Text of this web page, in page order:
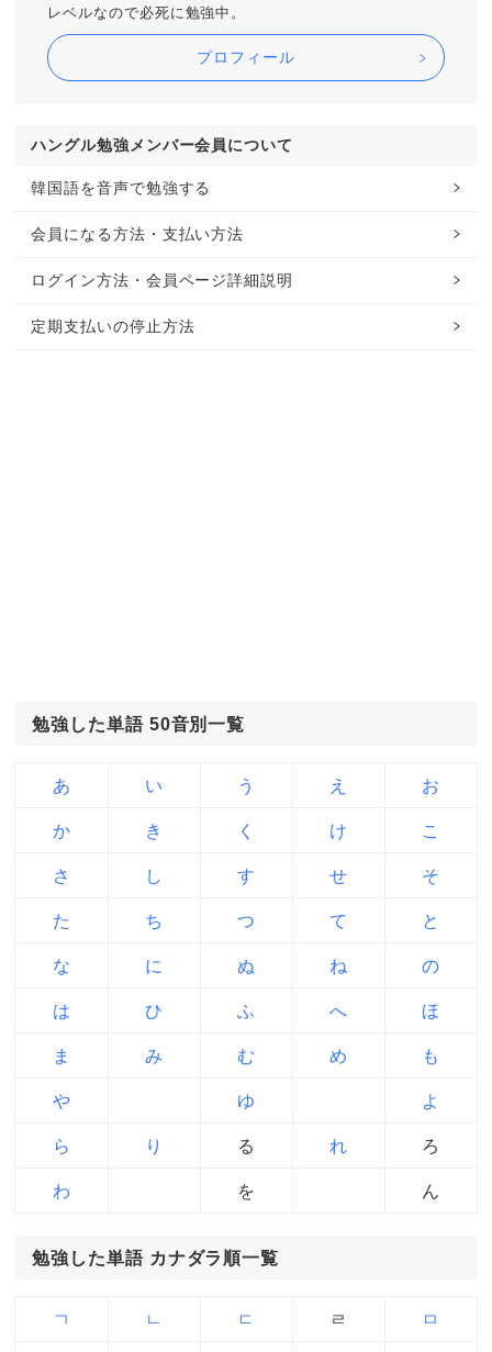
レベルなので必死に勉強中。
プロフィール
ハングル勉強メンバー会員について
韓国語を音声で勉強する
会員になる方法・支払い方法
ログイン方法・会員ページ詳細説明
定期支払いの停止方法
勉強した単語 50音別一覧
あ い う え お
か き く け こ
さ し す せ そ
た ち つ て と
な に ぬ ね の
は ひ ふ へ ほ
ま み む め も
や ゆ よ
ら り る れ ろ
わ を ん
勉強した単語 カナダラ順一覧
ㄱ ㄴ ㄷ ㄹ ㅁ